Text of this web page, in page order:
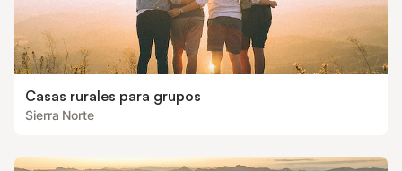
Casas rurales para grupos
Sierra Norte